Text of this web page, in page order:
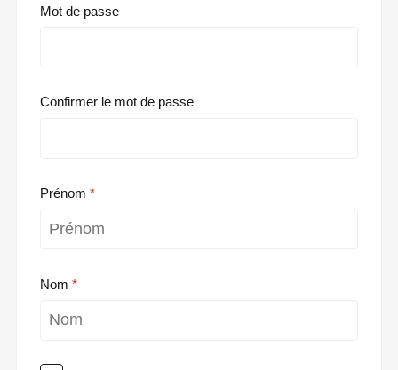
Mot de passe
Confirmer le mot de passe
Prénom
Nom